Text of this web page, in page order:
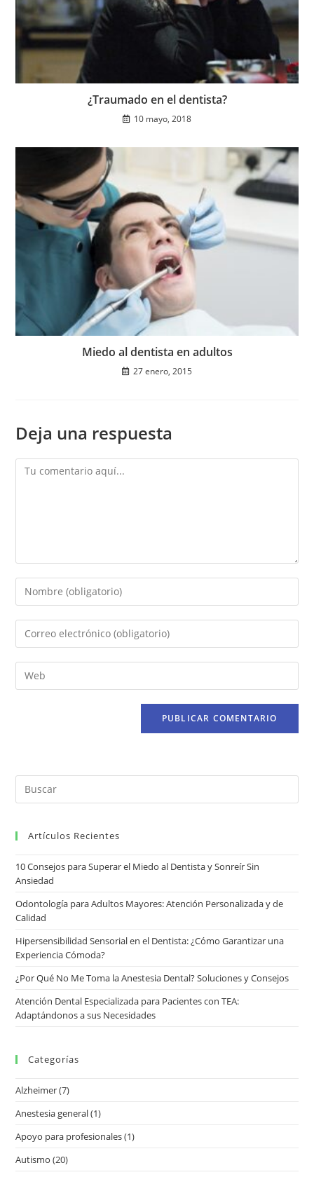
¿Traumado en el dentista?
10 mayo, 2018
Miedo al dentista en adultos
27 enero, 2015
Deja una respuesta
Artículos Recientes
10 Consejos para Superar el Miedo al Dentista y Sonreír Sin
Ansiedad
Odontología para Adultos Mayores: Atención Personalizada y de
Calidad
Hipersensibilidad Sensorial en el Dentista: ¿Cómo Garantizar una
Experiencia Cómoda?
¿Por Qué No Me Toma la Anestesia Dental? Soluciones y Consejos
Atención Dental Especializada para Pacientes con TEA:
Adaptándonos a sus Necesidades
Categorías
Alzheimer(7)
Anestesia general(1)
Apoyo para profesionales(1)
Autismo (20)